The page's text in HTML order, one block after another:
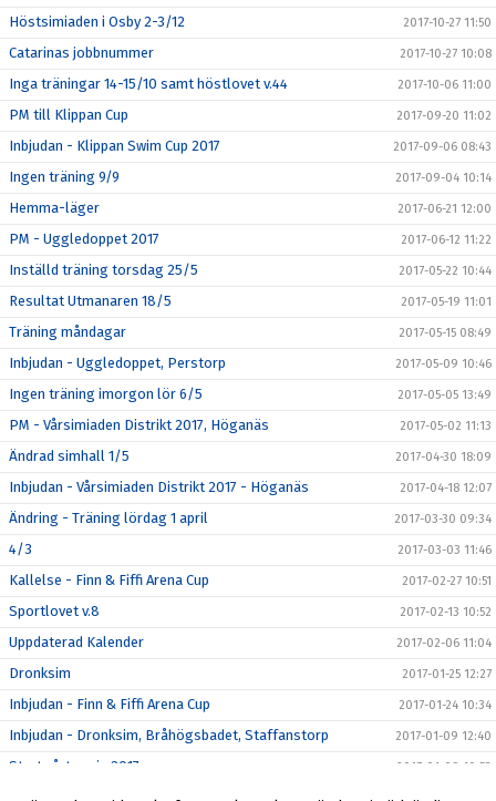
Höstsimiaden i Osby 2-3/12 2017-10-27 11:50
Catarinas jobbnummer 2017-10-27 10:08
Inga träningar 14-15/10 samt höstlovet v.44 2017-10-06 11:00
PM till Klippan Cup 2017-09-20 11:02
Inbjudan - Klippan Swim Cup 2017 2017-09-06 08:43
Ingen träning 9/9 2017-09-04 10:14
Hemma-läger 2017-06-21 12:00
PM - Uggledoppet 2017 2017-06-12 11:22
Inställd träning torsdag 25/5 2017-05-22 10:44
Resultat Utmanaren 18/5 2017-05-19 11:01
Träning måndagar 2017-05-15 08:49
Inbjudan - Uggledoppet, Perstorp 2017-05-09 10:46
Ingen träning imorgon lör 6/5 2017-05-05 13:49
PM - Vårsimiaden Distrikt 2017, Höganäs 2017-05-02 11:13
Ändrad simhall 1/5 2017-04-30 18:09
Inbjudan - Vårsimiaden Distrikt 2017 - Höganäs 2017-04-18 12:07
Ändring - Träning lördag 1 april 2017-03-30 09:34
4/3 2017-03-03 11:46
Kallelse - Finn & Fiffi Arena Cup 2017-02-27 10:51
Sportlovet v.8 2017-02-13 10:52
Uppdaterad Kalender 2017-02-06 11:04
Dronksim 2017-01-25 12:27
Inbjudan - Finn & Fiffi Arena Cup 2017-01-24 10:34
Inbjudan - Dronksim, Bråhögsbadet, Staffanstorp 2017-01-09 12:40
Start vårtermin 2017 2017-01-09 10:53
Tränings tiderna vecka 44